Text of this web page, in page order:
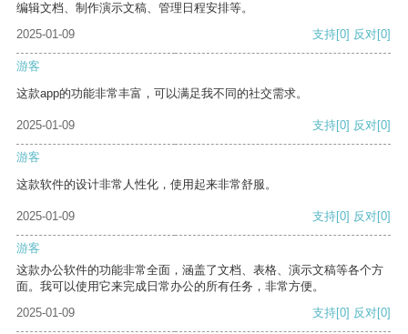
编辑文档、制作演示文稿、管理日程安排等。
2025-01-09
支持[0] 反对[0]
游客
这款app的功能非常丰富，可以满足我不同的社交需求。
2025-01-09 支持[0] 反对[0]
游客
这款软件的设计非常人性化，使用起来非常舒服。
2025-01-09 支持[0] 反对[0]
游客
这款办公软件的功能非常全面，涵盖了文档、表格、演示文稿等各个方
面。我可以使用它来完成日常办公的所有任务，非常方便。
2025-01-09
支持[0] 反对[0]